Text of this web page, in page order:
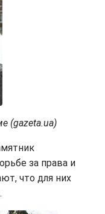
(gazeta.ua)
за права и
что для них